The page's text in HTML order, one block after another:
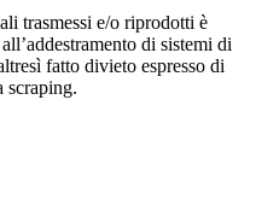
trasmessi e/o riprodotti è
di sistemi di
fatto divieto espresso di
scraping.